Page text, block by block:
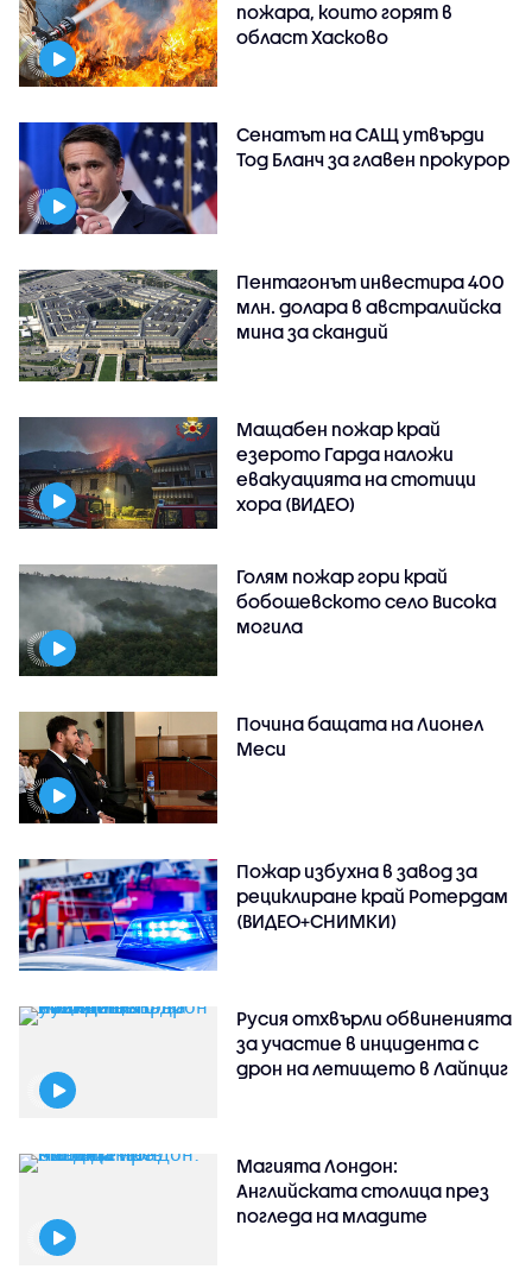
пожара, които горят в
област Хасково
Сенатът на САЩ утвърди
Тод Бланч за главен прокурор
Пентагонът инвестира 400
млн. долара в австралийска
мина за скандий
Мащабен пожар край
езерото Гарда наложи
евакуацията на стотици
хора (ВИДЕО)
Голям пожар гори край
бобошевското село Висока
могила
Почина бащата на Лионел
Меси
Пожар избухна в завод за
рециклиране край Ротердам
(ВИДЕО+СНИМКИ)
Русия отхвърли обвиненията
за участие в инцидента с
дрон на летището в Лайпциг
Магията Лондон:
Английската столица през
погледа на младите